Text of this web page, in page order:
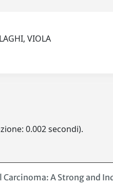
LAGHI, VIOLA
0.002 secondi).
Carcinoma: A Strong and